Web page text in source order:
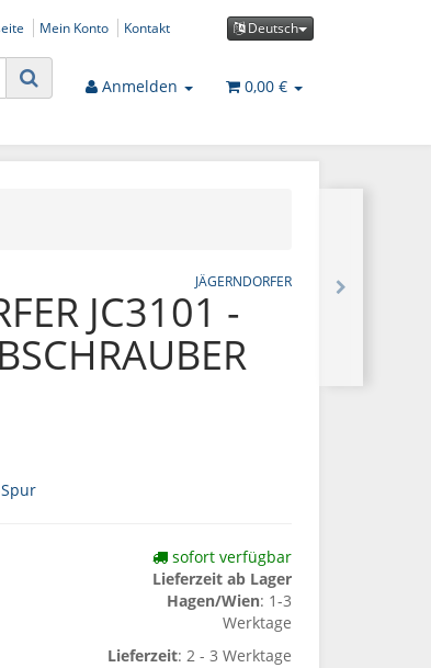
Deutsch
Mein Konto Kontakt
Anmelden 0,00 €
JÄGERNDORFER
JC3101 -
Spur
sofort verfügbar
Lieferzeit ab Lager
Hagen/Wien: 1-3
Werktage
Lieferzeit: 2 - 3 Werktage